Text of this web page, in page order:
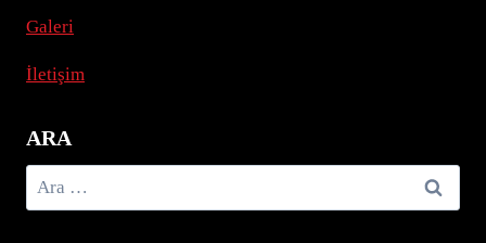
Galeri
İletişim
ARA
Arama: